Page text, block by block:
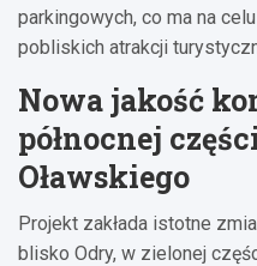
parkingowych, co ma na
pobliskich atrakcji
Nowa jakość
północnej
Oławskiego
Projekt zakłada istotne
blisko Odry, w zielonej